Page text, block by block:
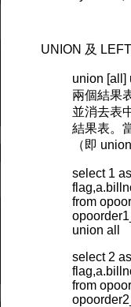
UNION 及
union [all]
兩個結果
並消去表
結果表。
（即
select 1 as
from
union all
select 2 as
from